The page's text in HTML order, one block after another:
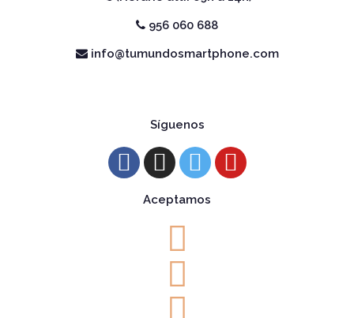
956 060 688
info@tumundosmartphone.com
Síguenos
Aceptamos